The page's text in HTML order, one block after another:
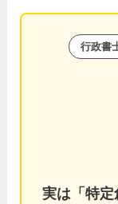
行政書
実は「特